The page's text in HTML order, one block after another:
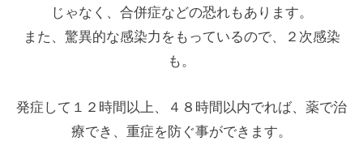
じゃなく、合併症などの恐れもあります。
また、驚異的な感染力をもっているので、２次感染
も。
発症して１２時間以上、４８時間以内でれば、薬で治
療でき、重症を防ぐ事ができます。